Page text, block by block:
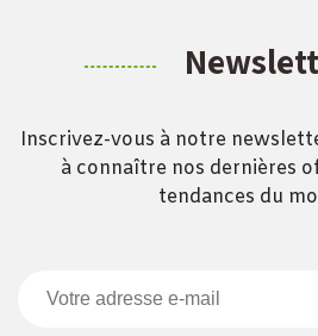
Inscrivez-vous à notre
à connaître nos dernières
tendances du